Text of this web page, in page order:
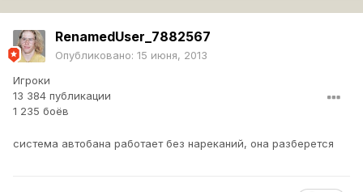
RenamedUser_7882567
Опубликовано: 15 июня, 2013
Игроки
13 384 публикации
1 235 боёв
система автобана работает без нареканий, она разберется